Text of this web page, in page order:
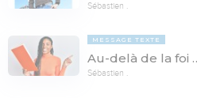
Sébastien .
MESSAGE TEXTE
Au-delà de la foi
Sébastien .